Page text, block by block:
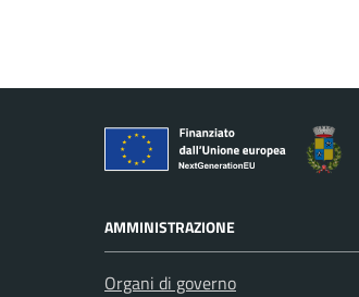
AMMINISTRAZIONE
Organi di governo